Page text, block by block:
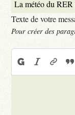
Texte de votre
Pour créer des